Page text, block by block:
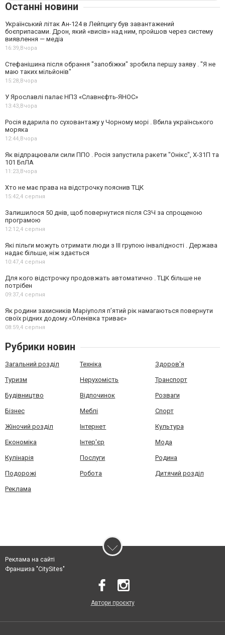
Останні новини
Український літак Ан-124 в Лейпцигу був завантажений
боєприпасами. Дрон, який «висів» над ним, пройшов через систему
виявлення — медіа
16:39, Вчора
Стефанішина після обрання "запобіжки" зробила першу заяву . "Я не
маю таких мільйонів"
15:28, Вчора
У Ярославлі палає НПЗ «Славнєфть-ЯНОС»
13:43, Вчора
Росія вдарила по суховантажу у Чорному морі . Вбила українського
моряка
12:44, Вчора
Як відпрацювали сили ППО . Росія запустила ракети "Онікс", Х-31П та
101 БпЛА
11:23, Вчора
Хто не має права на відстрочку пояснив ТЦК
15:42,4 серпня
Залишилося 50 днів, щоб повернутися після СЗЧ за спрощеною
програмою
12:12,4 серпня
Які пільги можуть отримати люди з III групою інвалідності . Держава
надає більше, ніж здається
10:47,4 серпня
Для кого відстрочку продовжать автоматично . ТЦК більше не
потрібен
09:37,4 серпня
Як родини захисників Маріуполя пʼятий рік намагаються повернути
своїх рідних додому.«Оленівка триває»
08:59,4 серпня
Рубрики новин
Загальний розділ Техніка Здоров'я
Туризм Нерухомість Транспорт
Будівництво Відпочинок Розваги
Бізнес Меблі Спорт
Жіночий розділ Інтернет Культура
Економіка Інтер'єр Мода
Кулінарія Послуги Родина
Подорожі Робота Дитячий розділ
Реклама
Реклама на сайті
Франшиза "CitySites"
Автори проєкту